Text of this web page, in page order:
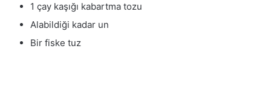
1 çay kaşığı kabartma tozu
Alabildiği kadar un
Bir fiske tuz